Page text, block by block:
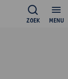
MENU
ZOEK